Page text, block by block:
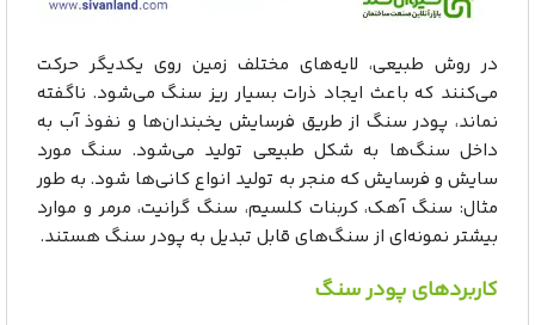
در روش طبیعی، لایه‌های مختلف زمین روی یکدیگر حرکت
می‌کنند که باعث ایجاد ذرات بسیار ریز سنگ می‌شود. ناگفته
نماند، پودر سنگ از طریق فرسایش یخبندان‌ها و نفوذ آب به
داخل سنگ‌ها به شکل طبیعی تولید می‌شود. سنگ مورد
سایش و فرسایش که منجر به تولید انواع کانی‌ها شود. به طور
مثال: سنگ آهک، کربنات کلسیم، سنگ گرانیت، مرمر و موارد
بیشتر نمونه‌ای از سنگ‌های قابل تبدیل به پودر سنگ هستند.
کاربردهای پودر سنگ